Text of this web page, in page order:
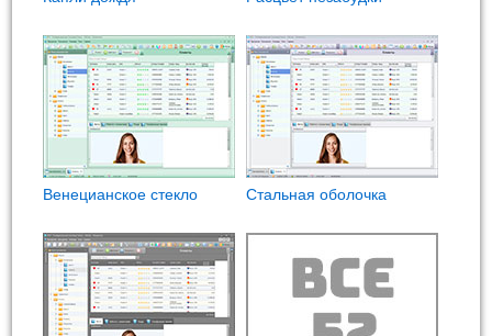
Венецианское стекло Стальная оболочка